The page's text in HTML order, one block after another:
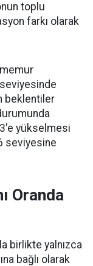
toplu
farkı olarak
beklentiler
yükselmesi
seviyesine
Oranda
birlikte yalnızca
bağlı olarak